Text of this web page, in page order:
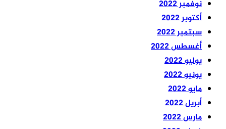
نوفمبر 2022
أكتوبر 2022
سبتمبر 2022
أغسطس 2022
يوليو 2022
يونيو 2022
مايو 2022
أبريل 2022
مارس 2022